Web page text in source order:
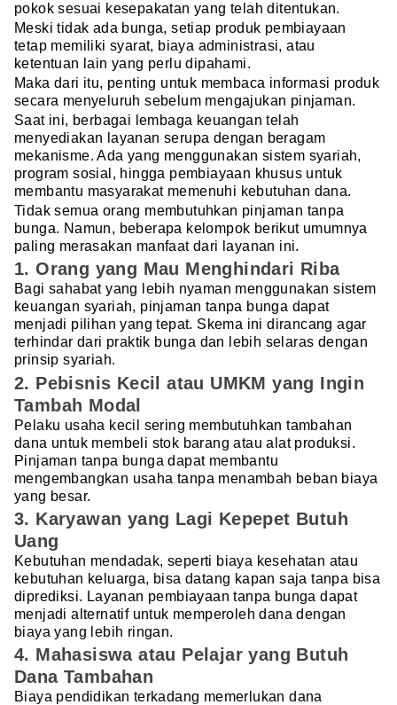
pokok sesuai kesepakatan yang telah ditentukan.
Meski tidak ada bunga, setiap produk pembiayaan
tetap memiliki syarat, biaya administrasi, atau
ketentuan lain yang perlu dipahami.
Maka dari itu, penting untuk membaca informasi produk
secara menyeluruh sebelum mengajukan pinjaman.
Saat ini, berbagai lembaga keuangan telah
menyediakan layanan serupa dengan beragam
mekanisme. Ada yang menggunakan sistem syariah,
program sosial, hingga pembiayaan khusus untuk
membantu masyarakat memenuhi kebutuhan dana.
Tidak semua orang membutuhkan pinjaman tanpa
bunga. Namun, beberapa kelompok berikut umumnya
paling merasakan manfaat dari layanan ini.
1. Orang yang Mau Menghindari Riba
Bagi sahabat yang lebih nyaman menggunakan sistem
keuangan syariah, pinjaman tanpa bunga dapat
menjadi pilihan yang tepat. Skema ini dirancang agar
terhindar dari praktik bunga dan lebih selaras dengan
prinsip syariah.
2. Pebisnis Kecil atau UMKM yang Ingin
Tambah Modal
Pelaku usaha kecil sering membutuhkan tambahan
dana untuk membeli stok barang atau alat produksi.
Pinjaman tanpa bunga dapat membantu
mengembangkan usaha tanpa menambah beban biaya
yang besar.
3. Karyawan yang Lagi Kepepet Butuh
Uang
Kebutuhan mendadak, seperti biaya kesehatan atau
kebutuhan keluarga, bisa datang kapan saja tanpa bisa
diprediksi. Layanan pembiayaan tanpa bunga dapat
menjadi alternatif untuk memperoleh dana dengan
biaya yang lebih ringan.
4. Mahasiswa atau Pelajar yang Butuh
Dana Tambahan
Biaya pendidikan terkadang memerlukan dana